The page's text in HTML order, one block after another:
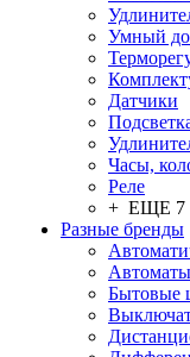
Умный
Датчики
Часы,
Реле
+ ЕЩЕ 7
Разные бренды
Бытовые